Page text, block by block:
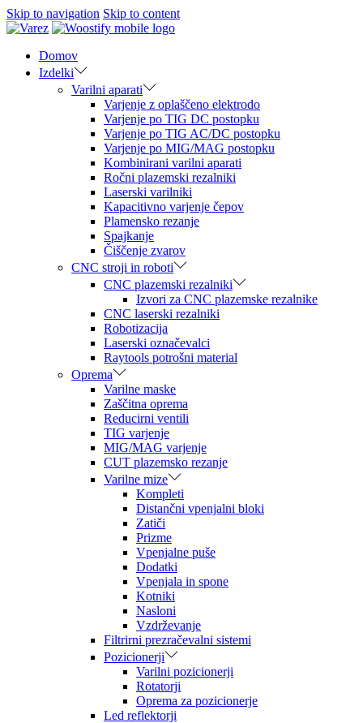
Skip to navigation Skip to content
Domov
Izdelki
Varilni aparati
Varjenje z oplaščeno elektrodo
Varjenje po TIG DC postopku
Varjenje po TIG AC/DC postopku
Varjenje po MIG/MAG postopku
Kombinirani varilni aparati
Ročni plazemski rezalniki
Laserski varilniki
Kapacitivno varjenje čepov
Plamensko rezanje
Spajkanje
Čiščenje zvarov
CNC stroji in roboti
CNC plazemski rezalniki
Izvori za CNC plazemske rezalnike
CNC laserski rezalniki
Robotizacija
Laserski označevalci
Raytools potrošni material
Oprema
Varilne maske
Zaščitna oprema
Reducirni ventili
TIG varjenje
MIG/MAG varjenje
CUT plazemsko rezanje
Varilne mize
Kompleti
Distančni vpenjalni bloki
Zatiči
Prizme
Vpenjalne puše
Dodatki
Vpenjala in spone
Kotniki
Nasloni
Vzdrževanje
Filtrirni prezračevalni sistemi
Pozicionerji
Varilni pozicionerji
Rotatorji
Oprema za pozicionerje
Led reflektorji